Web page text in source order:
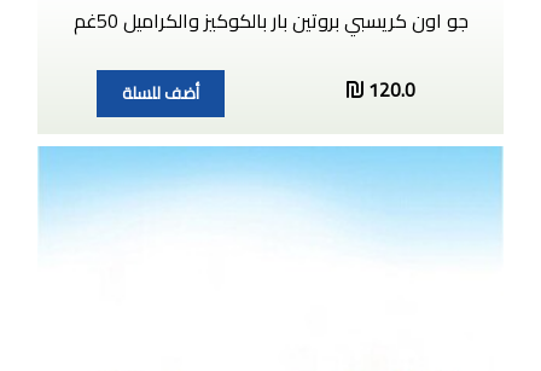
جو اون كريسبي بروتين بار بالكوكيز والكراميل 50غم
120.0
أضف للسلة